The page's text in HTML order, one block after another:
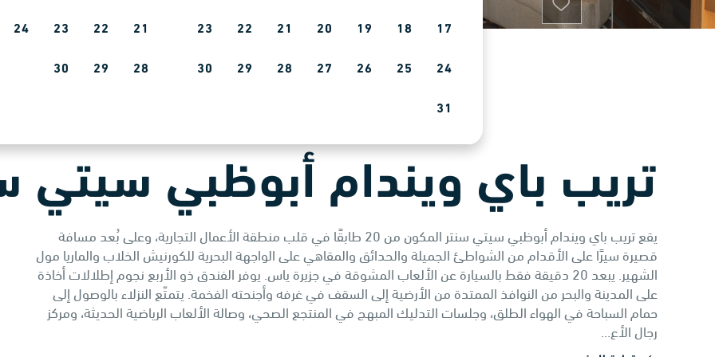
17
18
19
20
21
22
23
24
25
26
27
28
29
30
31
21
22
23
24
28
29
30
تريب باي ويندام أبوظبي سيتي
يقع تريب باي ويندام أبوظبي سيتي سنتر المكون من 20 طابقًا في قلب منطقة الأعمال التجارية، وعلى بُعد مسافة
قصيرة سيرًا على الأقدام من الشواطئ الجميلة والحدائق والمقاهي على الواجهة البحرية للكورنيش الخلاب والماريا مول
الشهير. يبعد 20 دقيقة فقط بالسيارة عن الألعاب المشوقة في جزيرة ياس. يوفر الفندق ذو الأربع نجوم إطلالات أخاذة
على المدينة والبحر من النوافذ الممتدة من الأرضية إلى السقف في غرفه وأجنحته الفخمة. يتمتّع النزلاء بالوصول إلى
حمام السباحة في الهواء الطلق، وجلسات التدليك المبهج في المنتجع الصحي، وصالة الألعاب الرياضية الحديثة، ومركز
رجال الأع...
يقع فندق كونراد أبوظبي أبراج
الاتحاد الفخم على الكورنيش
تصنيفًا، ومنتجعًا صحيًا، وثلاثة
فندق باب القصر
يزخر فندق الخمس نجوم باب
القصر، المتربّع على شاطئ خاص
في الواجهة البحرية الحصرية
لكورنيش أبوظبي، بالتصاميم
العربية.
اتجاه عرض أكثر